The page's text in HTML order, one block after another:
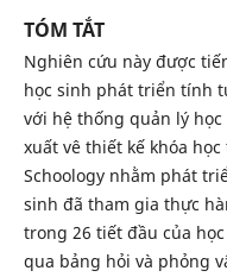
TÓM TẮT
Nghiên cứu này được
học sinh phát triển tính
với hệ thống quản lý học
xuất vê thiết kế khóa
Schoology nhằm phát
sinh đã tham gia thực
trong 26 tiết đầu của
qua bảng hỏi và phỏng